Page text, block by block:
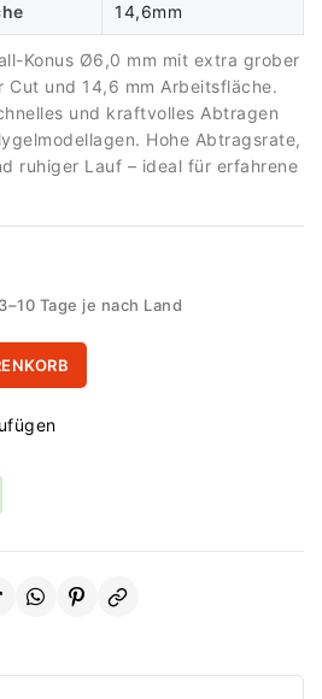
14,6mm
Konus Ø6,0 mm mit extra grober
Cut und 14,6 mm Arbeitsfläche.
und kraftvolles Abtragen
Hohe Abtragsrate,
ruhiger Lauf – ideal für erfahrene
Tage je nach Land